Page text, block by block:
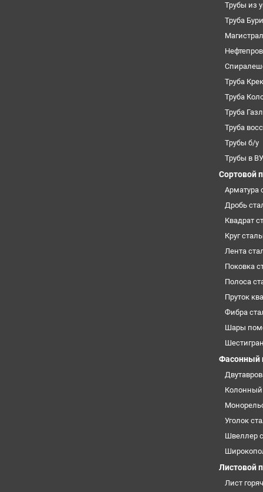
Трубы из
Труба
Труба
Труба
Труба
Труба
Трубы б/у
Трубы в
Сортовой
Арматура
Дробь
Квадрат
Круг
Лента
Поковка
Полоса
Пруток
Фибра
Шары
Фасонный
Колонный
Уголок
Швеллер
Листовой
Лист